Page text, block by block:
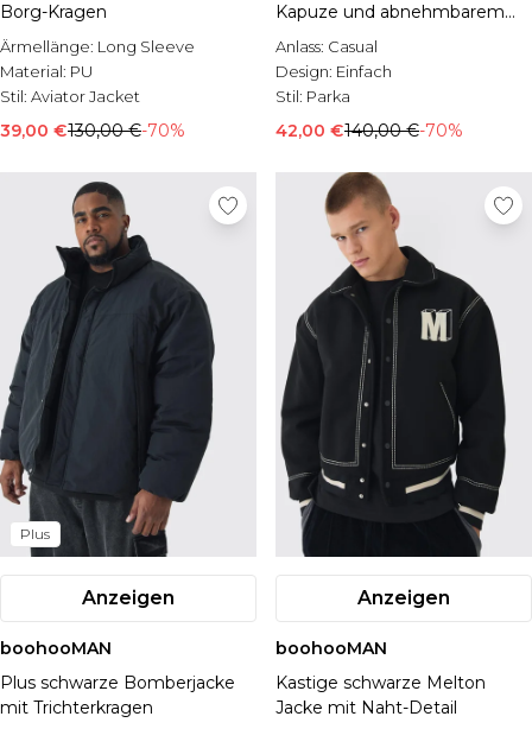
Borg-Kragen
Ärmellänge: Long Sleeve
Material: PU
Stil: Aviator Jacket
39,00 €130,00 €-70%
Kapuze und abnehmbarem
Kunstfell-Detail
Anlass: Casual
Design: Einfach
Stil: Parka
42,00 €140,00 €-70%
Plus
Anzeigen
boohooMAN
Plus schwarze Bomberjacke
mit Trichterkragen
Anzeigen
boohooMAN
Kastige schwarze Melton
Jacke mit Naht-Detail